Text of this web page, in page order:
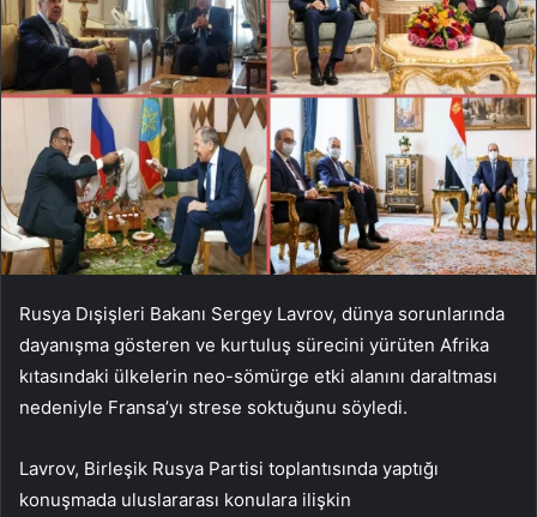
Rusya Dışişleri Bakanı Sergey Lavrov, dünya sorunlarında
dayanışma gösteren ve kurtuluş sürecini yürüten Afrika
kıtasındaki ülkelerin neo-sömürge etki alanını daraltması
nedeniyle Fransa’yı strese soktuğunu söyledi.
Lavrov, Birleşik Rusya Partisi toplantısında yaptığı
konuşmada uluslararası konulara ilişkin